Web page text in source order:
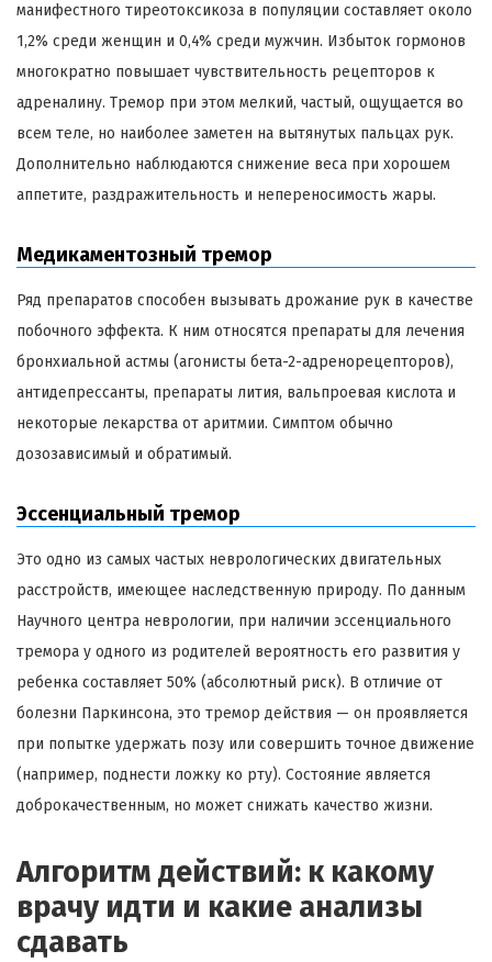
манифестного тиреотоксикоза в популяции составляет около
1,2% среди женщин и 0,4% среди мужчин. Избыток гормонов
многократно повышает чувствительность рецепторов к
адреналину. Тремор при этом мелкий, частый, ощущается во
всем теле, но наиболее заметен на вытянутых пальцах рук.
Дополнительно наблюдаются снижение веса при хорошем
аппетите, раздражительность и непереносимость жары.
Медикаментозный тремор
Ряд препаратов способен вызывать дрожание рук в качестве
побочного эффекта. К ним относятся препараты для лечения
бронхиальной астмы (агонисты бета-2-адренорецепторов),
антидепрессанты, препараты лития, вальпроевая кислота и
некоторые лекарства от аритмии. Симптом обычно
дозозависимый и обратимый.
Эссенциальный тремор
Это одно из самых частых неврологических двигательных
расстройств, имеющее наследственную природу. По данным
Научного центра неврологии, при наличии эссенциального
тремора у одного из родителей вероятность его развития у
ребенка составляет 50% (абсолютный риск). В отличие от
болезни Паркинсона, это тремор действия — он проявляется
при попытке удержать позу или совершить точное движение
(например, поднести ложку ко рту). Состояние является
доброкачественным, но может снижать качество жизни.
Алгоритм действий: к какому
врачу идти и какие анализы
сдавать